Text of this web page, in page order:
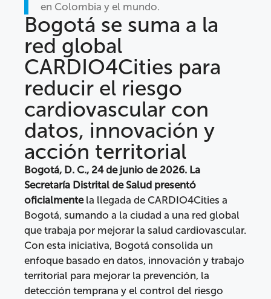
en Colombia y el mundo.
Bogotá se suma a la
red global
CARDIO4Cities para
reducir el riesgo
cardiovascular con
datos, innovación y
acción territorial
Bogotá, D. C., 24 de junio de 2026. La
Secretaría Distrital de Salud presentó
oficialmente la llegada de CARDIO4Cities a
Bogotá, sumando a la ciudad a una red global
que trabaja por mejorar la salud cardiovascular.
Con esta iniciativa, Bogotá consolida un
enfoque basado en datos, innovación y trabajo
territorial para mejorar la prevención, la
detección temprana y el control del riesgo